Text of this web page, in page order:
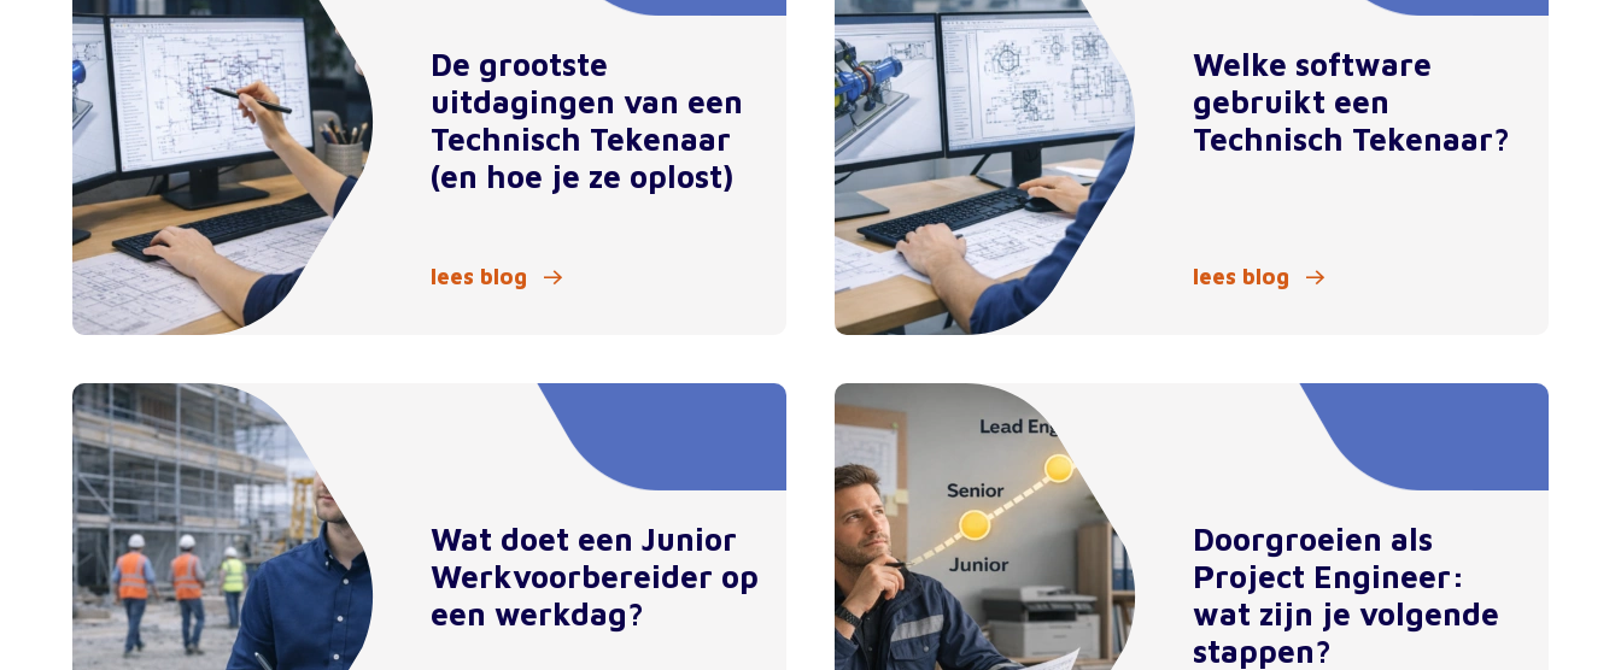
De grootste
uitdagingen van een
Technisch Tekenaar
(en hoe je ze oplost)
lees blog
Welke software
gebruikt een
Technisch Tekenaar?
lees blog
Wat doet een Junior
Werkvoorbereider op
een werkdag?
Doorgroeien als
Project Engineer:
wat zijn je volgende
stappen?